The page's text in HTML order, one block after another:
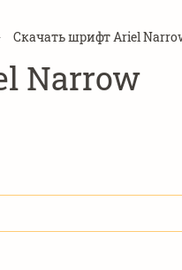
Скачать шрифт Ariel
Narrow